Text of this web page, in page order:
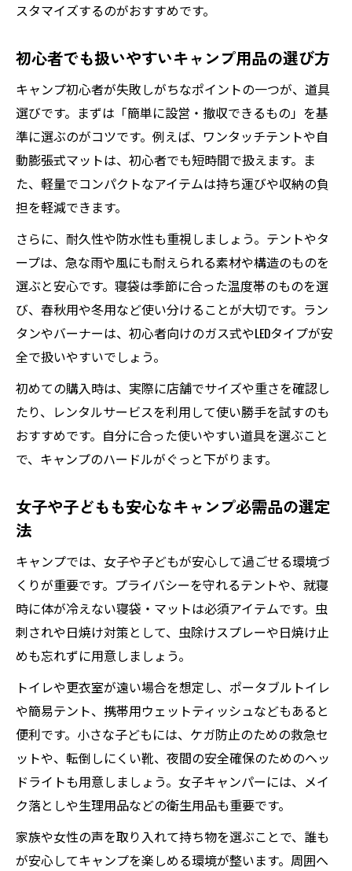
スタマイズするのがおすすめです。
初心者でも扱いやすいキャンプ用品の選び方
キャンプ初心者が失敗しがちなポイントの一つが、道具
選びです。まずは「簡単に設営・撤収できるもの」を基
準に選ぶのがコツです。例えば、ワンタッチテントや自
動膨張式マットは、初心者でも短時間で扱えます。ま
た、軽量でコンパクトなアイテムは持ち運びや収納の負
担を軽減できます。
さらに、耐久性や防水性も重視しましょう。テントやタ
ープは、急な雨や風にも耐えられる素材や構造のものを
選ぶと安心です。寝袋は季節に合った温度帯のものを選
び、春秋用や冬用など使い分けることが大切です。ラン
タンやバーナーは、初心者向けのガス式やLEDタイプが安
全で扱いやすいでしょう。
初めての購入時は、実際に店舗でサイズや重さを確認し
たり、レンタルサービスを利用して使い勝手を試すのも
おすすめです。自分に合った使いやすい道具を選ぶこと
で、キャンプのハードルがぐっと下がります。
女子や子どもも安心なキャンプ必需品の選定
法
キャンプでは、女子や子どもが安心して過ごせる環境づ
くりが重要です。プライバシーを守れるテントや、就寝
時に体が冷えない寝袋・マットは必須アイテムです。虫
刺されや日焼け対策として、虫除けスプレーや日焼け止
めも忘れずに用意しましょう。
トイレや更衣室が遠い場合を想定し、ポータブルトイレ
や簡易テント、携帯用ウェットティッシュなどもあると
便利です。小さな子どもには、ケガ防止のための救急セ
ットや、転倒しにくい靴、夜間の安全確保のためのヘッ
ドライトも用意しましょう。女子キャンパーには、メイ
ク落としや生理用品などの衛生用品も重要です。
家族や女性の声を取り入れて持ち物を選ぶことで、誰も
が安心してキャンプを楽しめる環境が整います。周囲へ